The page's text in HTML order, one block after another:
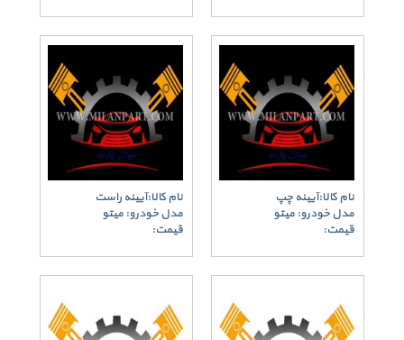
نام کالا:آیینه چپ
مدل خودرو: میتو
قیمت:
نام کالا:آیینه راست
مدل خودرو: میتو
قیمت: